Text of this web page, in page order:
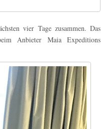
vier Tage zusammen. Das
Anbieter Maia Expeditions